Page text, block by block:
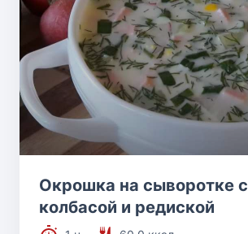
Окрошка на сыворотке с
колбасой и редиской